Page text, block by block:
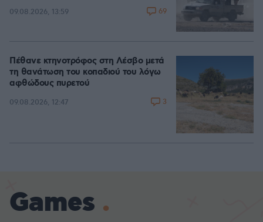
09.08.2026, 13:59 69
Πέθανε κτηνοτρόφος στη Λέσβο μετά
τη θανάτωση του κοπαδιού του λόγω
αφθώδους πυρετού
09.08.2026, 12:47 3
Games